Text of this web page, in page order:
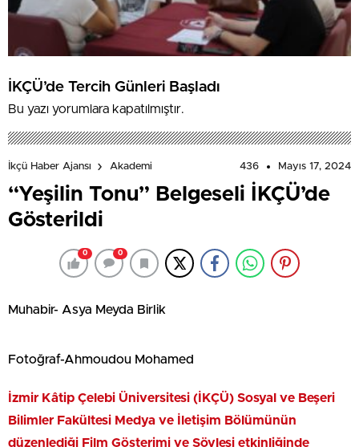
İKÇÜ’de Tercih Günleri Başladı
Bu yazı yorumlara kapatılmıştır.
İkçü Haber Ajansı Akademi 436 Mayıs 17, 2024
“Yeşilin Tonu” Belgeseli İKÇÜ’de
Gösterildi
0 0
Muhabir- Asya Meyda Birlik
Fotoğraf-Ahmoudou Mohamed
İzmir Kâtip Çelebi Üniversitesi (İKÇÜ) Sosyal ve Beşeri
Bilimler Fakültesi Medya ve İletişim Bölümünün
düzenlediği Film Gösterimi ve Söyleşi etkinliğinde